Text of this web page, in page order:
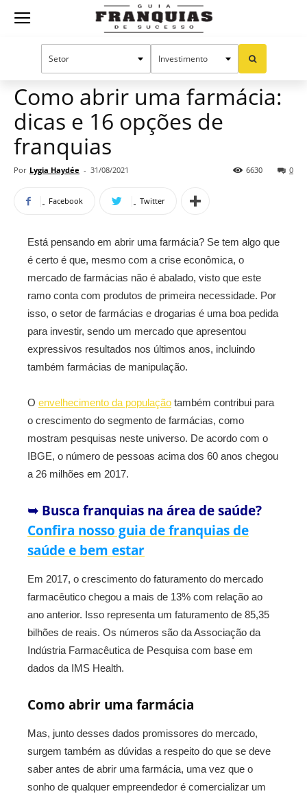
Guia
Oportunidades e tendências
Como abrir uma farmácia:
dicas e 16 opções de
franquias
Por Lygia Haydée - 31/08/2021 0
6630
Facebook Twitter
Está pensando em abrir uma farmácia? Se tem algo que
é certo é que, mesmo com a crise econômica, o
mercado de farmácias não é abalado, visto que este
ramo conta com produtos de primeira necessidade. Por
isso, o setor de farmácias e drogarias é uma boa pedida
para investir, sendo um mercado que apresentou
expressivos resultados nos últimos anos, incluindo
também farmácias de manipulação.
O envelhecimento da população também contribui para
o crescimento do segmento de farmácias, como
mostram pesquisas neste universo. De acordo com o
IBGE, o número de pessoas acima dos 60 anos chegou
a 26 milhões em 2017.
➥ Busca franquias na área de saúde?
Confira nosso guia de franquias de
saúde e bem estar
Em 2017, o crescimento do faturamento do mercado
farmacêutico chegou a mais de 13% com relação ao
ano anterior. Isso representa um faturamento de 85,35
bilhões de reais. Os números são da Associação da
Indústria Farmacêutica de Pesquisa com base em
dados da IMS Health.
Como abrir uma farmácia
Mas, junto desses dados promissores do mercado,
surgem também as dúvidas a respeito do que se deve
saber antes de abrir uma farmácia, uma vez que o
sonho de qualquer empreendedor é comercializar um